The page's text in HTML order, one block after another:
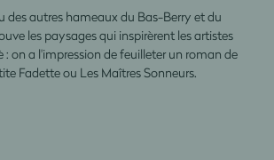
des autres hameaux du Bas-Berry et du
les paysages qui inspirèrent les artistes
: on a l'impression de feuilleter un roman de
Fadette ou Les Maîtres Sonneurs.